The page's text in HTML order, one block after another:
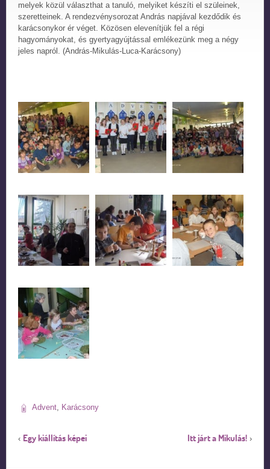
melyek közül választhat a tanuló, melyiket készíti el szüleinek,
szeretteinek. A rendezvénysorozat András napjával kezdődik és
karácsonykor ér véget. Közösen elevenítjük fel a régi
hagyományokat, és gyertyagyújtással emlékezünk meg a négy
jeles napról. (András-Mikulás-Luca-Karácsony)
Advent, Karácsony
‹ Egy kiállítás képei Itt járt a Mikulás! ›